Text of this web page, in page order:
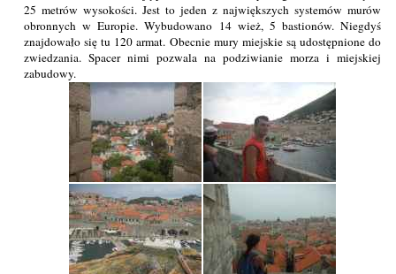
25 metrów wysokości. Jest to jeden z największych systemów murów
obronnych w Europie. Wybudowano 14 wież, 5 bastionów. Niegdyś
znajdowało się tu 120 armat. Obecnie mury miejskie są udostępnione do
zwiedzania. Spacer nimi pozwala na podziwianie morza i miejskiej
zabudowy.